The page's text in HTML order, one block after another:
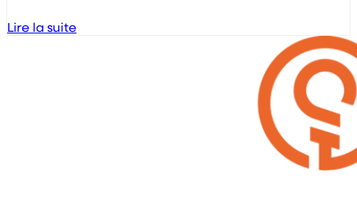
Lire la suite